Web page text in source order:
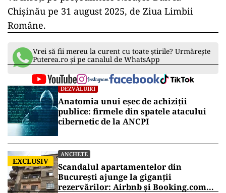
Chișinău pe 31 august 2025, de Ziua Limbii
Române.
Vrei să fii mereu la curent cu toate știrile? Urmărește
Puterea.ro și pe canalul de WhatsApp
DEZVĂLUIRI
Anatomia unui eșec de achiziții
publice: firmele din spatele atacului
cibernetic de la ANCPI
EXCLUSIV
ANCHETE
Scandalul apartamentelor din
București ajunge la giganții
rezervărilor: Airbnb și Booking.com